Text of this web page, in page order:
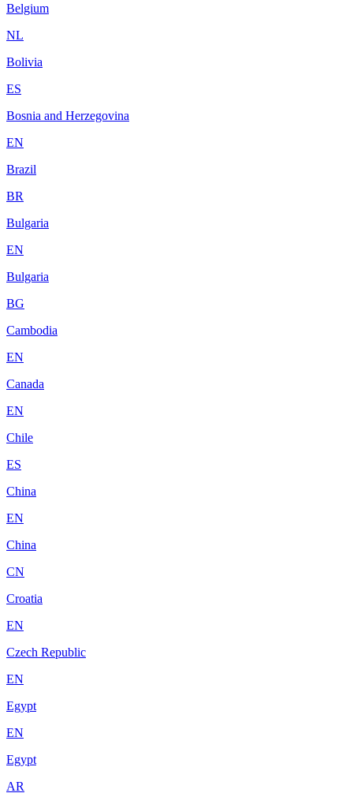
Belgium
NL
Bolivia
ES
Bosnia and Herzegovina
EN
Brazil
BR
Bulgaria
EN
Bulgaria
BG
Cambodia
EN
Canada
EN
Chile
ES
China
EN
China
CN
Croatia
EN
Czech Republic
EN
Egypt
EN
Egypt
AR